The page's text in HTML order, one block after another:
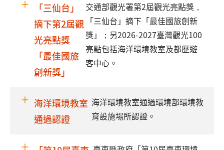
「三仙台」
摘下第2屆觀
光亮點獎
「最佳國旅
創新獎」
交通部觀光署第2屆觀光亮點獎，
「三仙台」摘下「最佳國旅創新
獎」；另2026-2027臺灣觀光100
亮點包括海洋環境教室及都歷遊
客中心。
海洋環境教室
通過認證
海洋環境教室通過環境部環境教
育設施場所認證。